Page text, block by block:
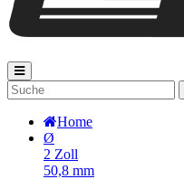
Home
Ø
2 Zoll
50,8 mm